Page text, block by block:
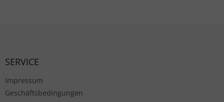
SERVICE
Impressum
Geschäftsbedingungen